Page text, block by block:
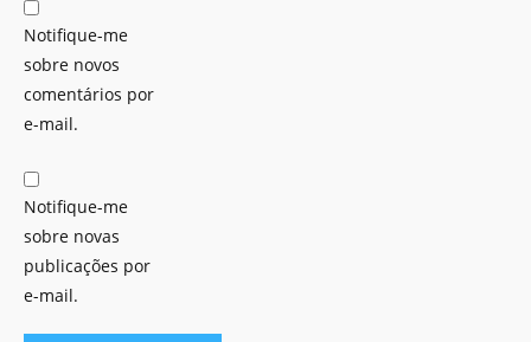
Notifique-me
sobre novos
comentários por
e-mail.
Notifique-me
sobre novas
publicações por
e-mail.